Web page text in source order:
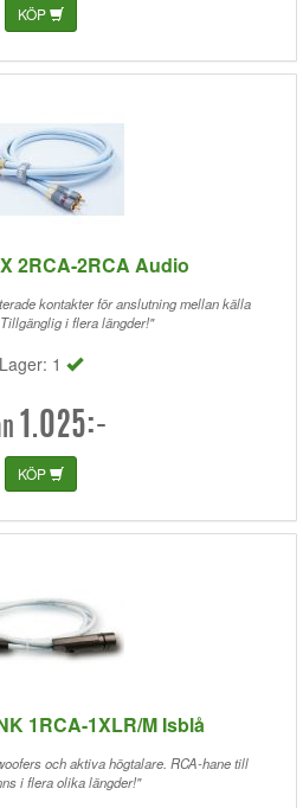
KÖP
2RCA-2RCA Audio
kontakter för anslutning mellan källa
i flera längder!"
Lager: 1
1.025:-
KÖP
1RCA-1XLR/M Isblå
och aktiva högtalare. RCA-hane till
i flera olika längder!"